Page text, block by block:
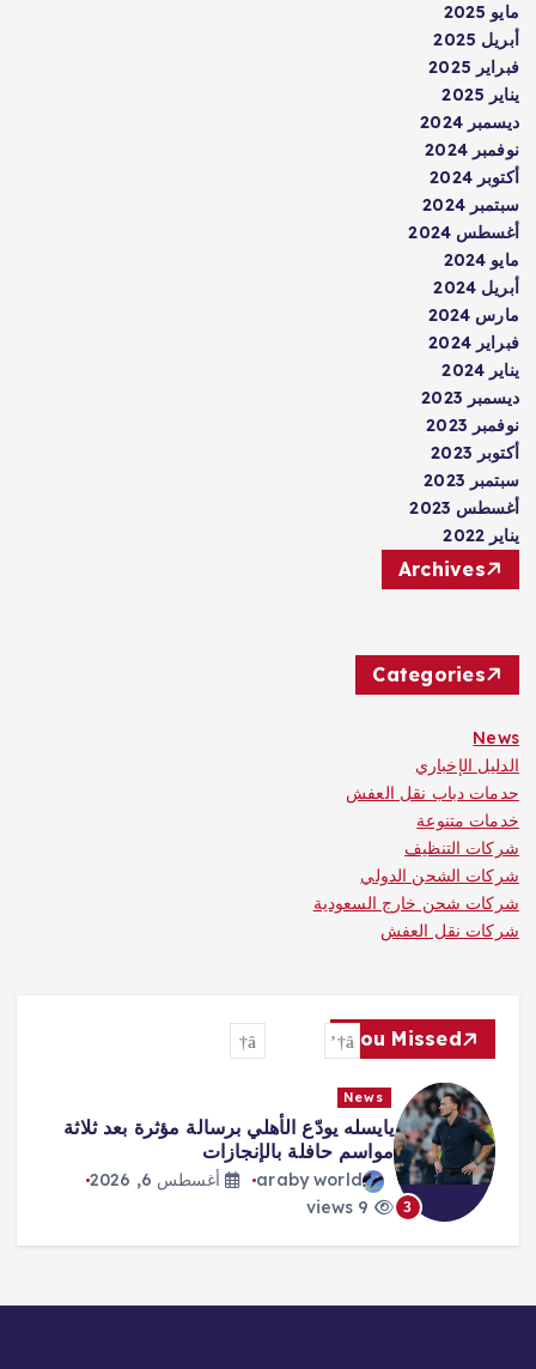
مايو 2025
أبريل 2025
فبراير 2025
يناير 2025
ديسمبر 2024
نوفمبر 2024
أكتوبر 2024
سبتمبر 2024
أغسطس 2024
مايو 2024
أبريل 2024
مارس 2024
فبراير 2024
يناير 2024
ديسمبر 2023
نوفمبر 2023
أكتوبر 2023
سبتمبر 2023
أغسطس 2023
يناير 2022
Archives
Categories
News
الدليل الإخباري
حدمات دباب نقل العفش
خدمات متنوعة
شركات التنظيف
شركات الشحن الدولي
شركات شحن خارج السعودية
شركات نقل العفش
You Missed
News
«صفقة القرن» و«الملك المصري»…
هكذا احتفت الصحافة التركية بانتقال
محمد صلاح
araby world